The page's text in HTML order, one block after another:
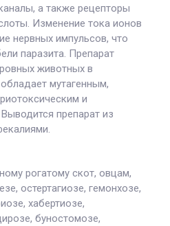
а также рецепторы
Изменение тока ионов
нервных импульсов, что
паразита. Препарат
животных в
мутагенным,
и
препарат из
рогатому скот, овцам,
остертагиозе, гемонхозе,
хабертиозе,
буностомозе,